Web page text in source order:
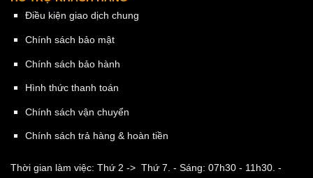
Điều kiện giao dịch chung
Chính sách bảo mật
Chính sách bảo hành
Hình thức thanh toán
Chính sách vận chuyển
Chính sách trả hàng & hoàn tiền
Thời gian làm việc: Thứ 2 -> Thứ 7. - Sáng: 07h30 - 11h30. -